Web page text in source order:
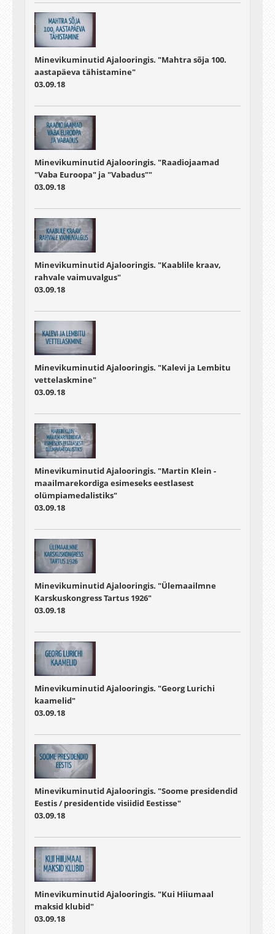
Minevikuminutid Ajalooringis. "Mahtra sõja 100.
aastapäeva tähistamine"
03.09.18
Minevikuminutid Ajalooringis. "Raadiojaamad
"Vaba Euroopa" ja "Vabadus""
03.09.18
Minevikuminutid Ajalooringis. "Kaablile kraav,
rahvale vaimuvalgus"
03.09.18
Minevikuminutid Ajalooringis. "Kalevi ja Lembitu
vettelaskmine"
03.09.18
Minevikuminutid Ajalooringis. "Martin Klein -
maailmarekordiga esimeseks eestlasest
olümpiamedalistiks"
03.09.18
Minevikuminutid Ajalooringis. "Ülemaailmne
Karskuskongress Tartus 1926"
03.09.18
Minevikuminutid Ajalooringis. "Georg Lurichi
kaamelid"
03.09.18
Minevikuminutid Ajalooringis. "Soome presidendid
Eestis / presidentide visiidid Eestisse"
03.09.18
Minevikuminutid Ajalooringis. "Kui Hiiumaal
maksid klubid"
03.09.18